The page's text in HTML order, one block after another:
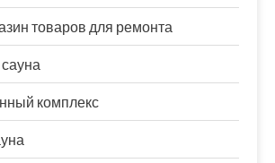
товаров для ремонта
комплекс